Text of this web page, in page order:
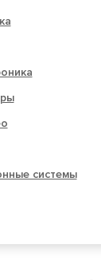
системы